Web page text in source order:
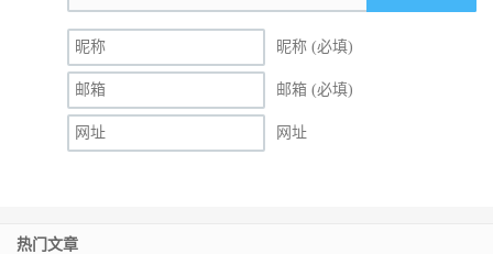
昵称 (必填)
邮箱 (必填)
网址
热门文章